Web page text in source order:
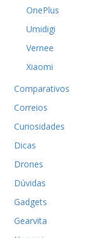
OnePlus
Umidigi
Vernee
Xiaomi
Comparativos
Correios
Curiosidades
Dicas
Drones
Dúvidas
Gadgets
Gearvita